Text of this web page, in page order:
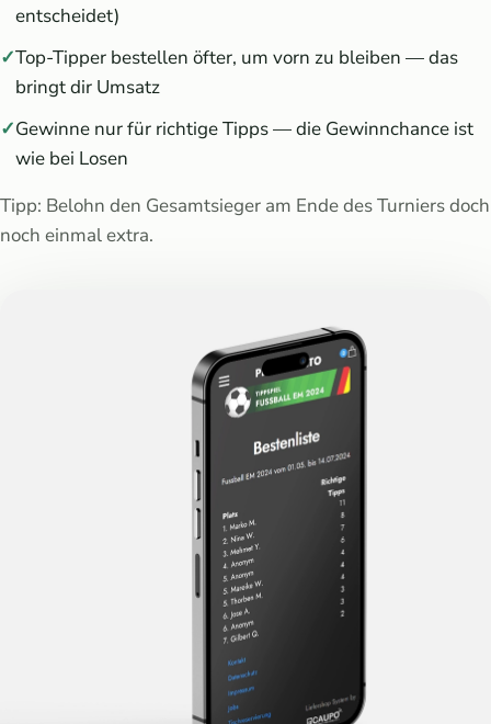
entscheidet)
Top-Tipper bestellen öfter, um vorn zu bleiben — das
bringt dir Umsatz
Gewinne nur für richtige Tipps — die Gewinnchance ist
wie bei Losen
Tipp: Belohn den Gesamtsieger am Ende des Turniers doch
noch einmal extra.